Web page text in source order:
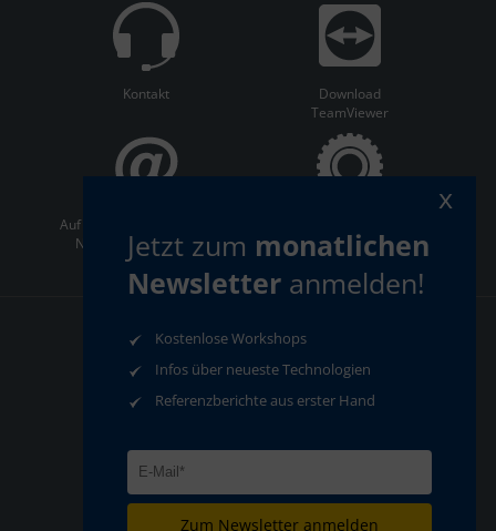
Kontakt
Download
TeamViewer
Auf dem Laufenden bleiben:
Newsletter abonnieren
AGB
Datenschutz
Impressum
Compliance
Jetzt zum monatlichen
Newsletter anmelden!
Kostenlose Workshops
Infos über neueste Technologien
Referenzberichte aus erster Hand
Zum Newsletter anmelden
x